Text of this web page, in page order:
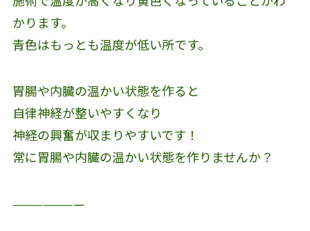
かります。
青色はもっとも温度が低い所です。
胃腸や内臓の温かい状態を作ると
自律神経が整いやすくなり
神経の興奮が収まりやすいです！
常に胃腸や内臓の温かい状態を作りませんか？
———————